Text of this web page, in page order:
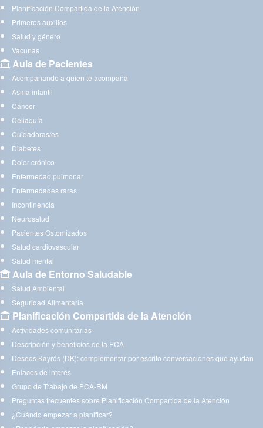
Planificación Compartida de la Atención
Primeros auxilios
Salud y género
Vacunas
Aula de Pacientes
Acompañando a quien te acompaña
Asma infantil
Cáncer
Celiaquía
Cuidadoras/es
Diabetes
Dolor crónico
Enfermedad pulmonar
Enfermedades raras
Incontinencia
Neurosalud
Pacientes Ostomizados
Salud cardiovascular
Salud mental
Aula de Entorno Saludable
Salud Ambiental
Seguridad Alimentaria
Planificación Compartida de la Atención
Actividades comunitarias
Descripción y beneficios de la PCA
Deseos Kayrós (DK): complementar por escrito conversaciones que ayudan
Enlaces de interés
Grupo de Trabajo de PCA-RM
Preguntas frecuentes sobre Planificación Compartida de la Atención
¿Cuándo empezar a planificar?